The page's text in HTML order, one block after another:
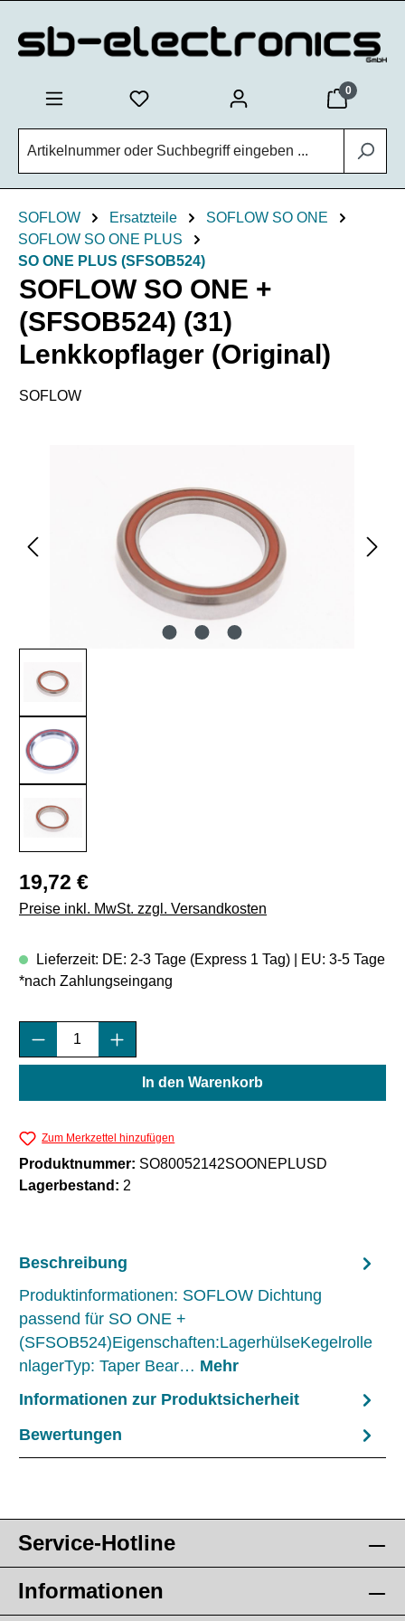
0
SOFLOW Ersatzteile
SOFLOW SO ONE
SOFLOW SO ONE PLUS
SO ONE PLUS (SFSOB524)
SOFLOW SO ONE +
(SFSOB524) (31)
Lenkkopflager (Original)
SOFLOW
Regulärer Preis:
19,72 €
Preise inkl. MwSt. zzgl. Versandkosten
Lieferzeit: DE: 2-3 Tage (Express 1 Tag) | EU: 3-5 Tage
*nach Zahlungseingang
Produkt Anzahl: Gib den gewünschten
In den Warenkorb
Zum Merkzettel hinzufügen
Produktnummer: SO80052142SOONEPLUSD
Lagerbestand: 2
Beschreibung
Produktinformationen: SOFLOW Dichtung
passend für SO ONE +
(SFSOB524)Eigenschaften:LagerhülseKegelrolle
nlagerTyp: Taper Bear… Mehr
Informationen zur Produktsicherheit
Bewertungen
Service-Hotline
Informationen